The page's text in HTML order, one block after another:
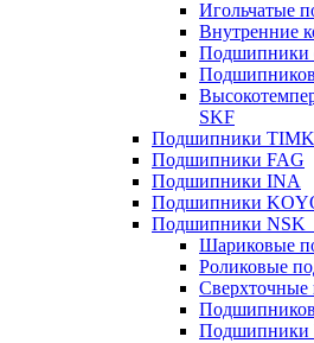
Игольчатые
Внутренние
Подшипники
SKF
Подшипники
Подшипники FAG
Подшипники INA
Подшипники
Подшипники NSK
Шариковые
Роликовые
Подшипники